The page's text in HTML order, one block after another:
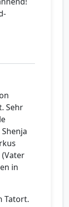
Sehr
in
Tatort.